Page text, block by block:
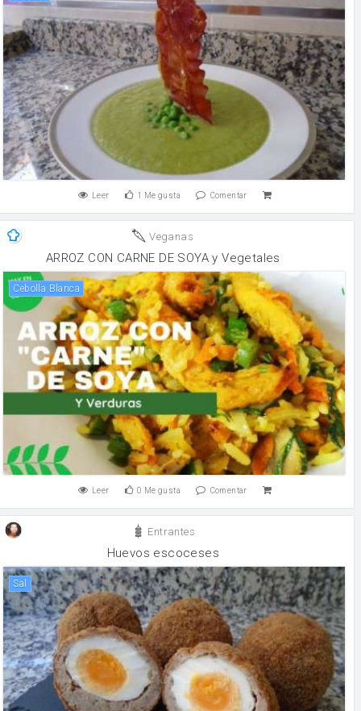
Leer 1 Me gusta Comentar
Veganas
ARROZ CON CARNE DE SOYA y Vegetales
Cebolla Blanca
Leer 0 Me gusta Comentar
Entrantes
Huevos escoceses
sal